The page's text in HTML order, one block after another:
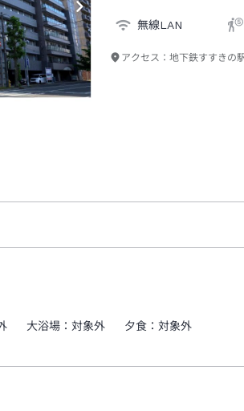
無線LAN
アクセス：地下鉄すすきの
大浴場： 対象外 夕食： 対象外